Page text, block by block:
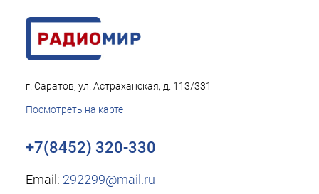
г. Саратов, ул. Астраханская, д. 113/331
Посмотреть на карте
+7(8452) 320-330
Email: 292299@mail.ru